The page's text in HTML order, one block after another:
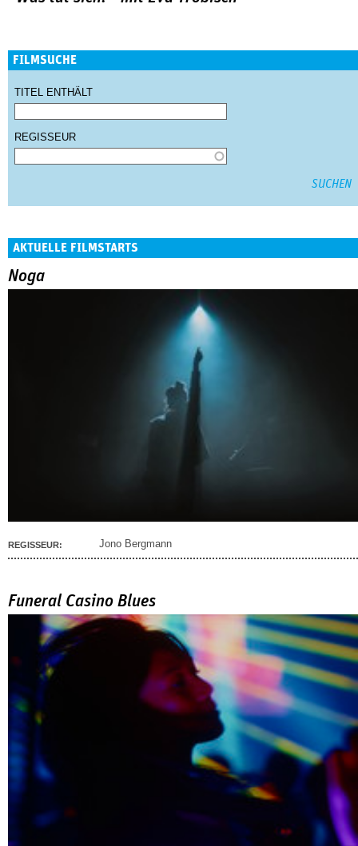
FILMSUCHE
TITEL ENTHÄLT
REGISSEUR
AKTUELLE FILMSTARTS
Noga
REGISSEUR: Jono Bergmann
Funeral Casino Blues